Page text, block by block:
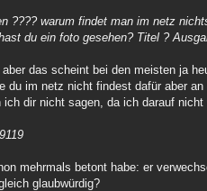
???? warum findet man im netz
du ein foto gesehen? Titel ?
das scheint bei den meisten ja
du im netz nicht findest dafür aber
dir nicht sagen, da ich darauf
mehrmals betont habe: er
glaubwürdig?